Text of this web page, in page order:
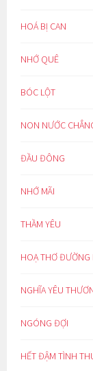
HOÁ BỊ CAN
NHỚ QUÊ
BÓC LỘT
NON NƯỚC
ĐẦU ĐÔNG
NHỚ MÃI
THẦM YÊU
HOẠ THƠ ĐƯỜNG
NGHĨA YÊU
NGÓNG ĐỢI
HẾT ĐẬM TÌNH